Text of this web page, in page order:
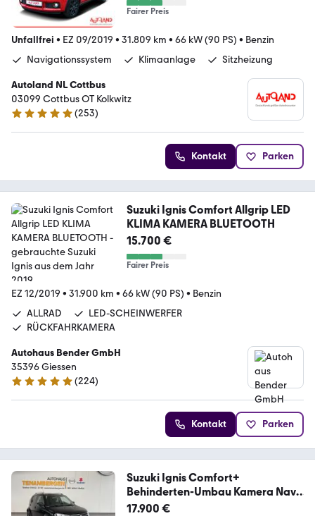
Fairer Preis
Unfallfrei • EZ 09/2019 • 31.809 km • 66 kW (90 PS) • Benzin
Navigationssystem
Klimaanlage Sitzheizung
Autoland NL Cottbus
03099 Cottbus OT Kolkwitz
4.8 Sterne
(253)
Kontakt Parken
Suzuki Ignis Comfort Allgrip LED
KLIMA KAMERA BLUETOOTH
15.700 €
Fairer Preis
EZ 12/2019 • 31.900 km • 66 kW (90 PS) • Benzin
ALLRAD
LED-SCHEINWERFER
RÜCKFAHRKAMERA
Autohaus Bender GmbH
35396 Giessen
4.9 Sterne
(224)
Kontakt Parken
Suzuki Ignis Comfort+
Behinderten-Umbau Kamera Navi
LED
17.900 €